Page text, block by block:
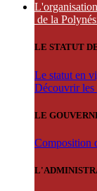
L'organisation
de la
LE STATUT
Le statut en
Découvrir
LE
Composition